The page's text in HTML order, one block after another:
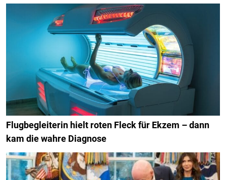
Flugbegleiterin hielt roten Fleck für Ekzem – dann
kam die wahre Diagnose